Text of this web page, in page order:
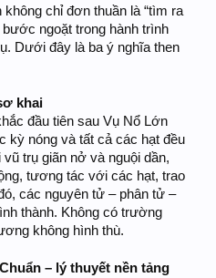
chỉ đơn thuần là “tìm ra
ngoặt trong hành trình
Dưới đây là ba ý nghĩa then
khai
đầu tiên sau Vụ Nổ Lớn
kỳ nóng và tất cả các hạt đều
trụ giãn nở và nguội dần,
tương tác với các hạt, trao
các nguyên tử – phân tử –
thành. Không có trường
không hình thù.
– lý thuyết nền tảng